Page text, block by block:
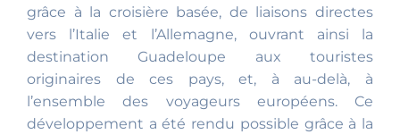
grâce à la croisière basée, de liaisons directes
vers l’Italie et l’Allemagne, ouvrant ainsi la
destination Guadeloupe aux touristes
originaires de ces pays, et, à au-delà, à
l’ensemble des voyageurs européens. Ce
développement a été rendu possible grâce à la